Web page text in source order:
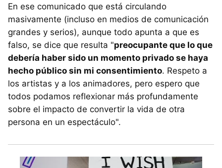
En ese comunicado que está circulando
masivamente (incluso en medios de comunicación
grandes y serios), aunque todo apunta a que es
falso, se dice que resulta "preocupante que lo que
debería haber sido un momento privado se haya
hecho público sin mi consentimiento. Respeto a
los artistas y a los animadores, pero espero que
todos podamos reflexionar más profundamente
sobre el impacto de convertir la vida de otra
persona en un espectáculo".